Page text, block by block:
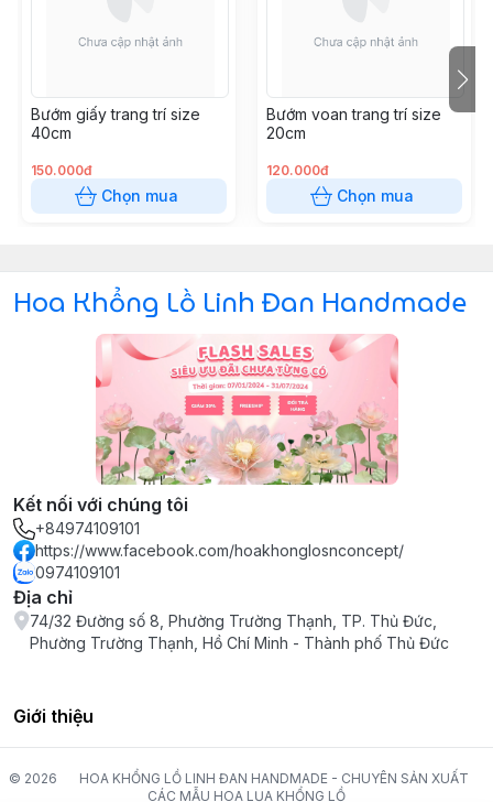
Bướm giấy trang trí size
40cm
150.000đ
Chọn mua
Bướm voan trang trí size
20cm
120.000đ
Chọn mua
Hoa Khổng Lồ Linh Đan Handmade
Kết nối với chúng tôi
+84974109101
https://www.facebook.com/hoakhonglosnconcept/
0974109101
Địa chỉ
74/32 Đường số 8, Phường Trường Thạnh, TP. Thủ Đức,
Phường Trường Thạnh, Hồ Chí Minh - Thành phố Thủ Đức
Giới thiệu
© 2026
HOA KHỔNG LỒ LINH ĐAN HANDMADE - CHUYÊN SẢN XUẤT
CÁC MẪU HOA LỤA KHỔNG LỒ